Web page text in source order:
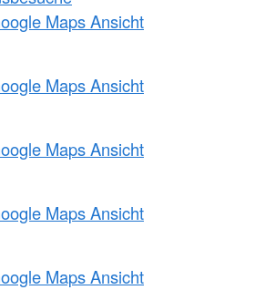
Maps Ansicht
Maps Ansicht
Maps Ansicht
Maps Ansicht
Maps Ansicht